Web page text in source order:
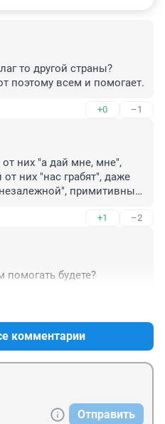
то другой страны?
поэтому всем и помогает.
+0 –1
них "а дай мне, мне",
них "нас грабят", даже
примитивных
есть, кого реально
поют эти песни с
+1 –2
будете?
комментарии
Отправить